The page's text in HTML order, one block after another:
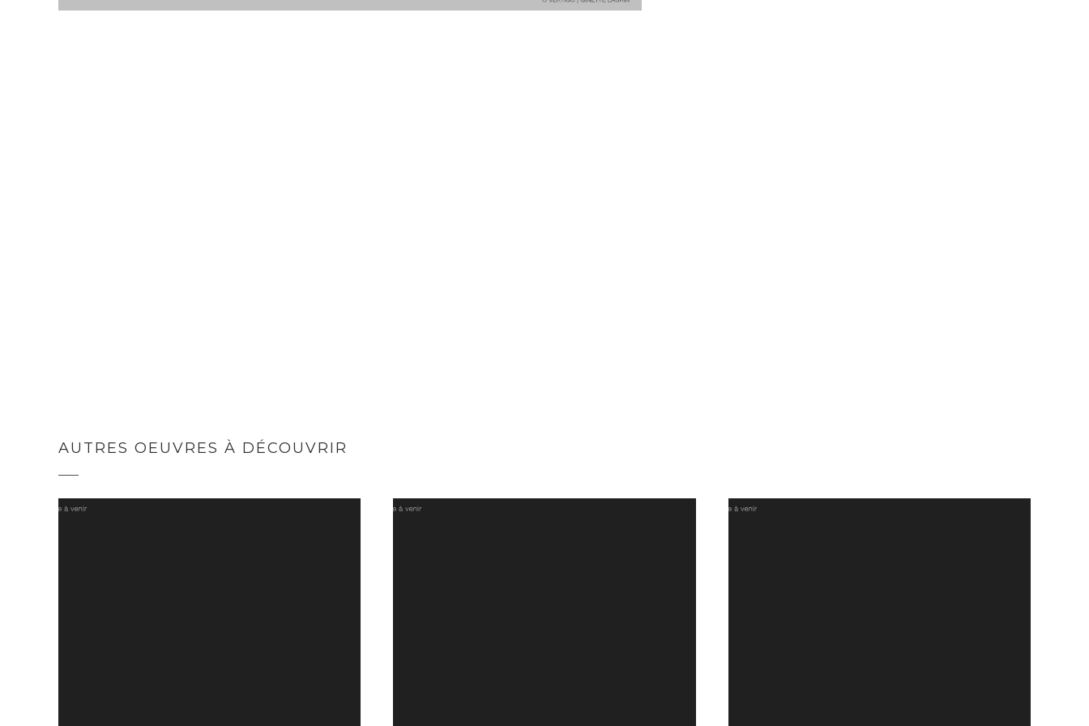
AUTRES OEUVRES À DÉCOUVRIR